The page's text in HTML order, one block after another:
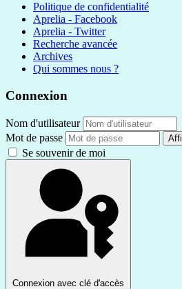
Politique de confidentialité
Aprelia - Facebook
Aprelia - Twitter
Recherche avancée
Archives
Qui sommes nous ?
Connexion
Nom d'utilisateur
Mot de passe
Se souvenir de moi
Connexion avec clé d'accès